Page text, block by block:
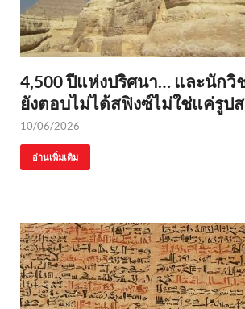
4,500 ปีแห่งปริศนา… และนักวิ
ยังตอบไม่ได้สฟิงซ์ไม่ใช่แค่รูป
10/06/2026
อ่านเพิ่มเติม